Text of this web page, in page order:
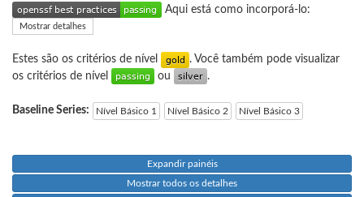
Aqui está como incorporá-lo:
Mostrar detalhes
Estes são os critérios de nível
. Você também pode visualizar
os critérios de nível
ou .
Baseline Series: Nível Básico 1 Nível Básico 2 Nível Básico 3
Expandir painéis
Mostrar todos os detalhes